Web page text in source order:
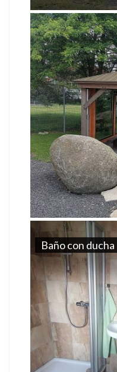
Baño con ducha